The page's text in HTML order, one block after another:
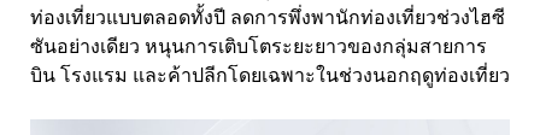
ท่องเที่ยวแบบตลอดทั้งปี ลดการพึ่งพานักท่องเที่ยวช่วงไฮซี
ซันอย่างเดียว หนุนการเติบโตระยะยาวของกลุ่มสายการ
บิน โรงแรม และค้าปลีกโดยเฉพาะในช่วงนอกฤดูท่องเที่ยว